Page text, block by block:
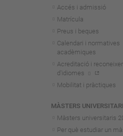
Accés i admissió
Matrícula
Preus i beques
Calendari i normatives
acadèmiques
Acreditació i
d'idiomes
Mobilitat i pràctiques
MÀSTERS
Màsters universitaris
Per què estudiar un